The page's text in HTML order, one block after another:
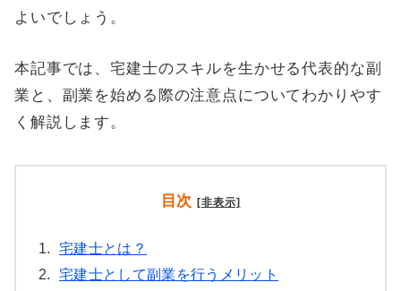
よいでしょう。
本記事では、宅建士のスキルを生かせる代表的な副
業と、副業を始める際の注意点についてわかりやす
く解説します。
目次 [非表示]
1.
宅建士とは？
2.
宅建士として副業を行うメリット